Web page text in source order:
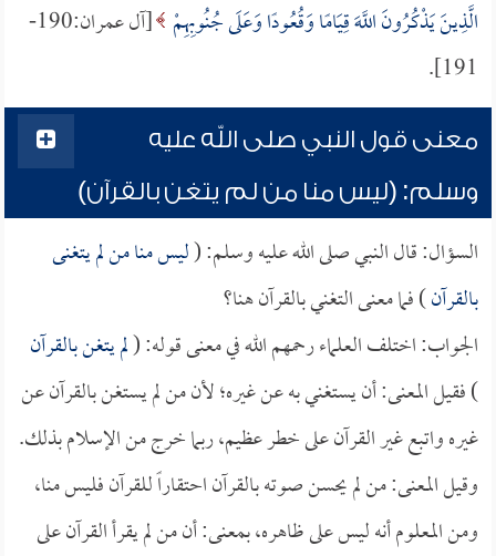
الَّذِينَ يَذْكُرُونَ اللَّهَ قِيَامًا وَقُعُودًا وَعَلَى جُنُوبِهِمْ
[آل عمران:190-
191].
معنى قول النبي صلى الله عليه
وسلم: (ليس منا من لم يتغن بالقرآن)
السؤال: قال النبي صلى الله عليه وسلم: (ليس منا من لم يتغنى
بالقرآن) فما معنى التغني بالقرآن هنا؟
الجواب: اختلف العلماء رحمهم الله في معنى قوله: (لم يتغن بالقرآن
) فقيل المعنى: أن يستغني به عن غيره؛ لأن من لم يستغن بالقرآن عن
غيره واتبع غير القرآن على خطر عظيم، ربما خرج من الإسلام بذلك.
وقيل المعنى: من لم يحسن صوته بالقرآن احتقاراً للقرآن فليس منا،
ومن المعلوم أنه ليس على ظاهره، بمعنى: أن من لم يقرأ القرآن على